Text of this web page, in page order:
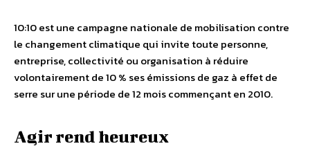
10:10 est une campagne nationale de mobilisation contre
le changement climatique qui invite toute personne,
entreprise, collectivité ou organisation à réduire
volontairement de 10 % ses émissions de gaz à effet de
serre sur une période de 12 mois commençant en 2010.
Agir rend heureux